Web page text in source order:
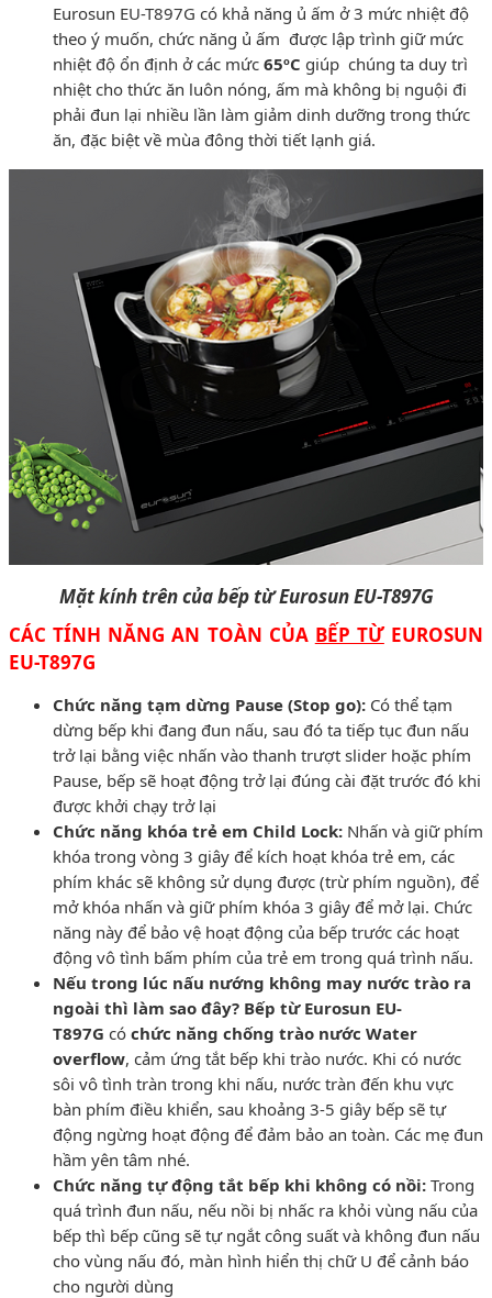
Eurosun EU-T897G có khả năng ủ ấm ở 3 mức nhiệt độ
theo ý muốn, chức năng ủ ấm được lập trình giữ mức
nhiệt độ ổn định ở các mức 65ºC giúp chúng ta duy trì
nhiệt cho thức ăn luôn nóng, ấm mà không bị nguội đi
phải đun lại nhiều lần làm giảm dinh dưỡng trong thức
ăn, đặc biệt về mùa đông thời tiết lạnh giá.
Mặt kính trên của bếp từ Eurosun EU-T897G
CÁC TÍNH NĂNG AN TOÀN CỦA BẾP TỪEUROSUN
EU-T897G
Chức năng tạm dừng Pause (Stop go): Có thể tạm
dừng bếp khi đang đun nấu, sau đó ta tiếp tục đun nấu
trở lại bằng việc nhấn vào thanh trượt slider hoặc phím
Pause, bếp sẽ hoạt động trở lại đúng cài đặt trước đó khi
được khởi chạy trở lại
Chức năng khóa trẻ em Child Lock: Nhấn và giữ phím
khóa trong vòng 3 giây để kích hoạt khóa trẻ em, các
phím khác sẽ không sử dụng được (trừ phím nguồn), để
mở khóa nhấn và giữ phím khóa 3 giây để mở lại. Chức
năng này để bảo vệ hoạt động của bếp trước các hoạt
động vô tình bấm phím của trẻ em trong quá trình nấu.
Nếu trong lúc nấu nướng không may nước trào ra
ngoài thì làm sao đây? Bếp từ Eurosun EU-
T897G có chức năng chống trào nước Water
overflow, cảm ứng tắt bếp khi trào nước. Khi có nước
sôi vô tình tràn trong khi nấu, nước tràn đến khu vực
bàn phím điều khiển, sau khoảng 3-5 giây bếp sẽ tự
động ngừng hoạt động để đảm bảo an toàn. Các mẹ đun
hầm yên tâm nhé.
Chức năng tự động tắt bếp khi không có nồi: Trong
quá trình đun nấu, nếu nồi bị nhấc ra khỏi vùng nấu của
bếp thì bếp cũng sẽ tự ngắt công suất và không đun nấu
cho vùng nấu đó, màn hình hiển thị chữ U để cảnh báo
cho người dùng